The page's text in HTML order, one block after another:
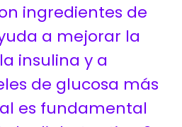
ingredientes de
a mejorar la
insulina y a
de glucosa más
es fundamental